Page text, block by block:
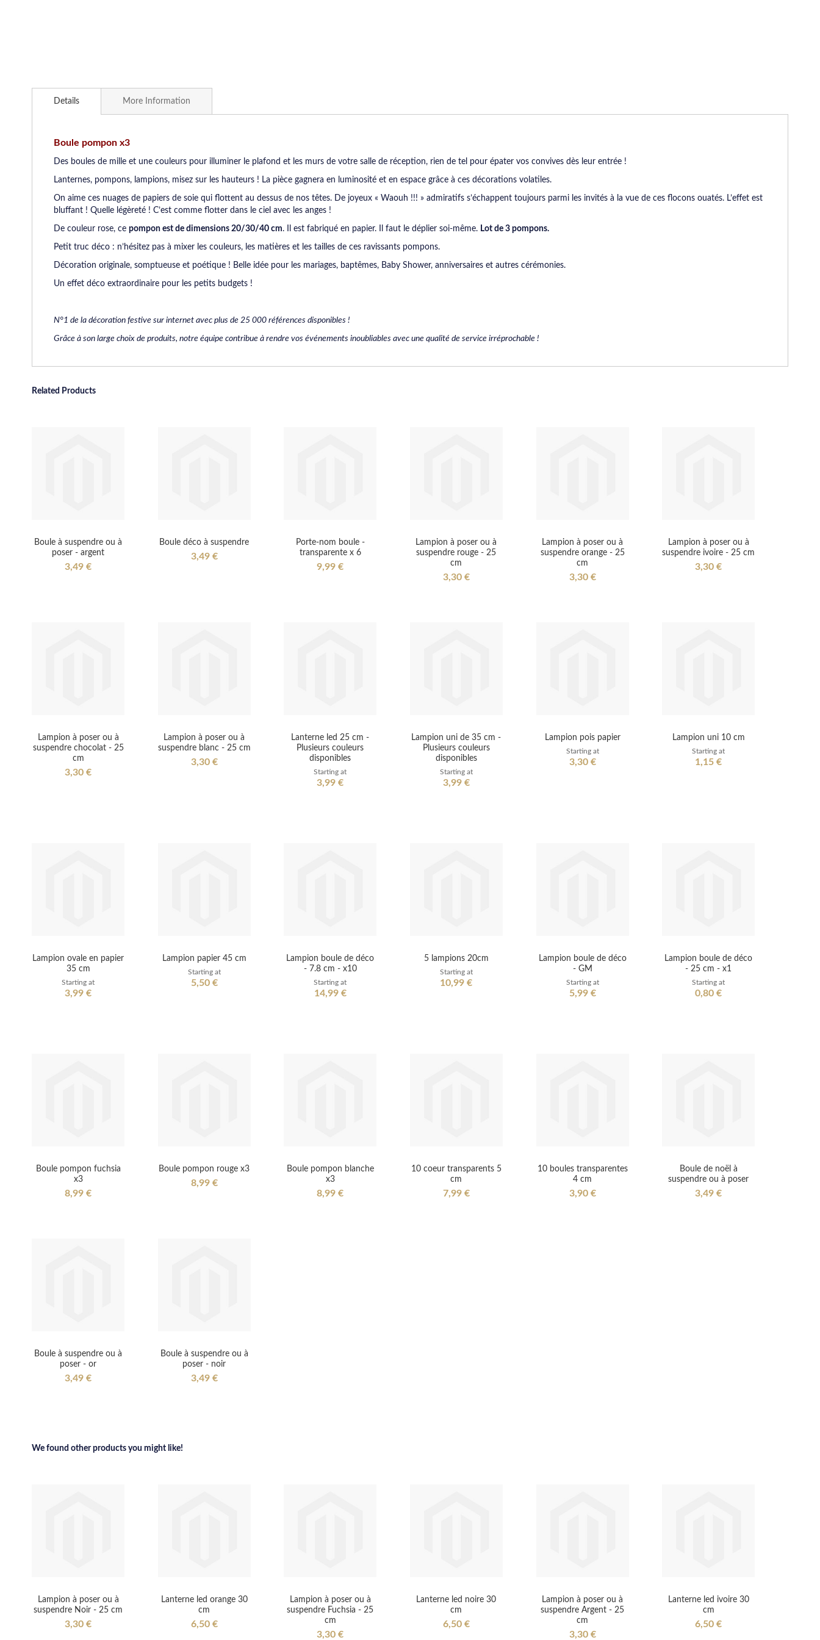
to
gallery
Details
Boule pompon x3
Des boules de mille et une couleurs pour illuminer le plafond et les murs de votre salle de réception, rien de tel pour épater vos convives dès leur entrée !
Lanternes, pompons, lampions, misez sur les hauteurs ! La pièce gagnera en luminosité et en espace grâce à ces décorations volatiles.
On aime ces nuages de papiers de soie qui flottent au dessus de nos têtes. De joyeux « Waouh !!! » admiratifs s’échappent toujours parmi les invités à la vue de ces flocons ouatés. L’effet est
bluffant ! Quelle légèreté ! C’est comme flotter dans le ciel avec les anges !
De couleur rose, ce pompon est de dimensions 20/30/40 cm. Il est fabriqué en papier. Il faut le déplier soi-même. Lot de 3 pompons.
Petit truc déco : n’hésitez pas à mixer les couleurs, les matières et les tailles de ces ravissants pompons.
Décoration originale, somptueuse et poétique ! Belle idée pour les mariages, baptêmes, Baby Shower, anniversaires et autres cérémonies.
Un effet déco extraordinaire pour les petits budgets !
N°1 de la décoration festive sur internet avec plus de 25 000 références disponibles !
Grâce à son large choix de produits, notre équipe contribue à rendre vos événements inoubliables avec une qualité de service irréprochable !
More Information
Related Products
Boule à suspendre ou à
poser - argent
3,49 €
Boule déco à suspendre
3,49 €
Porte-nom boule -
transparente x 6
9,99 €
Lampion à poser ou à
suspendre rouge - 25
cm
3,30 €
Lampion à poser ou à
suspendre orange - 25
cm
3,30 €
Lampion à poser ou à
suspendre ivoire - 25 cm
3,30 €
Lampion à poser ou à
suspendre chocolat - 25
cm
3,30 €
Lampion à poser ou à
suspendre blanc - 25 cm
3,30 €
Lanterne led 25 cm -
Plusieurs couleurs
disponibles
Starting at
3,99 €
Lampion uni de 35 cm -
Plusieurs couleurs
disponibles
Starting at
3,99 €
Lampion pois papier
Starting at
3,30 €
Lampion uni 10 cm
Starting at
1,15 €
Lampion ovale en papier
35 cm
Starting at
3,99 €
Lampion papier 45 cm
Starting at
5,50 €
Lampion boule de déco
- 7.8 cm - x10
Starting at
14,99 €
5 lampions 20cm
Starting at
10,99 €
Lampion boule de déco
- GM
Starting at
5,99 €
Lampion boule de déco
- 25 cm - x1
Starting at
0,80 €
Boule pompon fuchsia
x3
8,99 €
Boule pompon rouge x3
8,99 €
Boule pompon blanche
x3
8,99 €
10 coeur transparents 5
cm
7,99 €
10 boules transparentes
4 cm
3,90 €
Boule de noël à
suspendre ou à poser
3,49 €
Boule à suspendre ou à
poser - or
3,49 €
Boule à suspendre ou à
poser - noir
3,49 €
We found other products you might like!
Lampion à poser ou à
suspendre Noir - 25 cm
3,30 €
Lanterne led orange 30
cm
6,50 €
Lampion à poser ou à
suspendre Fuchsia - 25
cm
3,30 €
Lanterne led noire 30
cm
6,50 €
Lampion à poser ou à
suspendre Argent - 25
cm
3,30 €
Lanterne led ivoire 30
cm
6,50 €